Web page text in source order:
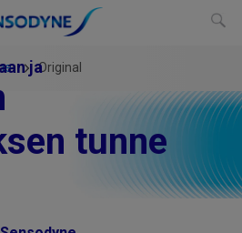
Original
ja
tunne